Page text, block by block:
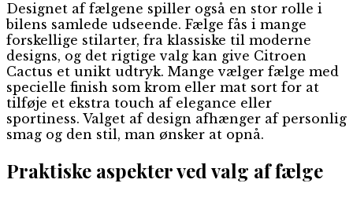
Designet af fælgene spiller også en stor rolle i
bilens samlede udseende. Fælge fås i mange
forskellige stilarter, fra klassiske til moderne
designs, og det rigtige valg kan give Citroen
Cactus et unikt udtryk. Mange vælger fælge med
specielle finish som krom eller mat sort for at
tilføje et ekstra touch af elegance eller
sportiness. Valget af design afhænger af personlig
smag og den stil, man ønsker at opnå.
Praktiske aspekter ved valg af fælge